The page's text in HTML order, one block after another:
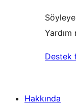
Yardım
Destek
Hakkında